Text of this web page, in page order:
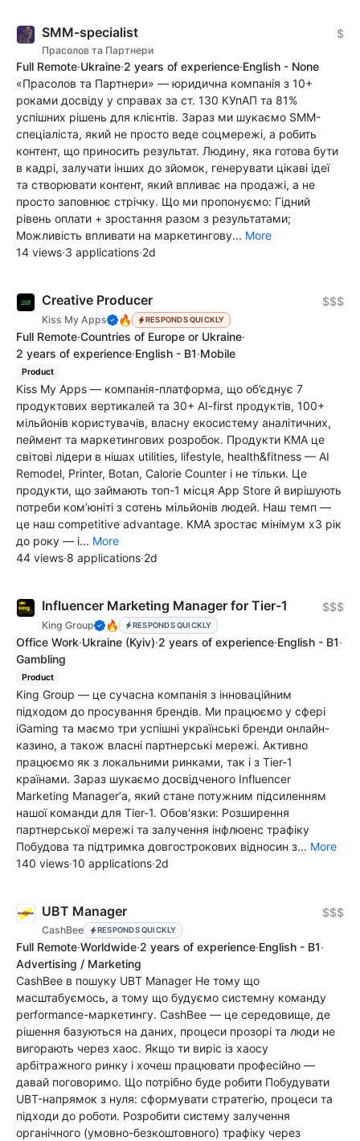
SMM-specialist
Прасолов та Партнери
$
Full Remote·Ukraine·2 years of experience·English - None
«Прасолов та Партнери» — юридична компанія з 10+
роками досвіду у справах за ст. 130 КУпАП та 81%
успішних рішень для клієнтів. Зараз ми шукаємо SMM-
спеціаліста, який не просто веде соцмережі, а робить
контент, що приносить результат. Людину, яка готова бути
в кадрі, залучати інших до зйомок, генерувати цікаві ідеї
та створювати контент, який впливає на продажі, а не
просто заповнює стрічку. Що ми пропонуємо: Гідний
рівень оплати + зростання разом з результатами;
Можливість впливати на маркетингову... More
14 views·3 applications·2d
Creative Producer
Kiss My Apps 🔥 RESPONDS QUICKLY
$$$
Full Remote·Countries of Europe or Ukraine·
2 years of experience·English - B1·Mobile
Product
Kiss My Apps — компанія-платформа, що об’єднує 7
продуктових вертикалей та 30+ AI-first продуктів, 100+
мільйонів користувачів, власну екосистему аналітичних,
пеймент та маркетингових розробок. Продукти KMA це
світові лідери в нішах utilities, lifestyle, health&fitness — AI
Remodel, Printer, Botan, Calorie Counter і не тільки. Це
продукти, що займають топ-1 місця App Store й вирішують
потреби комʼюніті з сотень мільйонів людей. Наш темп —
це наш competitive advantage. KMA зростає мінімум х3 рік
до року — і... More
44 views·8 applications·2d
Influencer Marketing Manager for Tier-1
King Group 🔥 RESPONDS QUICKLY
$$$
Office Work·Ukraine (Kyiv)·2 years of experience·English - B1·
Gambling
Product
King Group — це сучасна компанія з інноваційним
підходом до просування брендів. Ми працюємо у сфері
iGaming та маємо три успішні українські бренди онлайн-
казино, а також власні партнерські мережі. Активно
працюємо як з локальними ринками, так і з Tier-1
країнами. Зараз шукаємо досвідченого Influencer
Marketing Manager’а, який стане потужним підсиленням
нашої команди для Tier-1. Обов'язки: Розширення
партнерської мережі та залучення інфлюенс трафіку
Побудова та підтримка довгострокових відносин з... More
140 views·10 applications·2d
UBT Manager
CashBee RESPONDS QUICKLY
$$$
Full Remote·Worldwide·2 years of experience·English - B1·
Advertising / Marketing
CashBee в пошуку UBT Manager Не тому що
масштабуємось, а тому що будуємо системну команду
performance-маркетингу. CashBee — це середовище, де
рішення базуються на даних, процеси прозорі та люди не
вигорають через хаос. Якщо ти виріс із хаосу
арбітражного ринку і хочеш працювати професійно —
давай поговоримо. Що потрібно буде робити Побудувати
UBT-напрямок з нуля: сформувати стратегію, процеси та
підходи до роботи. Розробити систему залучення
органічного (умовно-безкоштовного) трафіку через